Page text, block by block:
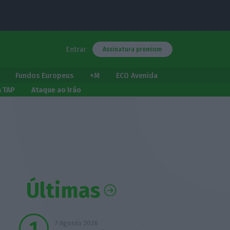
Entrar Assinatura premium
Fundos Europeus +M
ECO Avenida
Ataque ao Irão
Últimas
7 Agosto 2026